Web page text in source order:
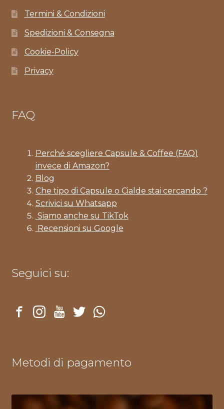
Termini & Condizioni
Spedizioni & Consegna
Cookie-Policy
Privacy
FAQ
Perché scegliere Capsule & Coffee (FAQ)
invece di Amazon?
Blog
Che tipo di Capsule o Cialde stai cercando ?
Scrivici su Whatsapp
Siamo anche su TikTok
Recensioni su Google
Seguici su:
Metodi di pagamento